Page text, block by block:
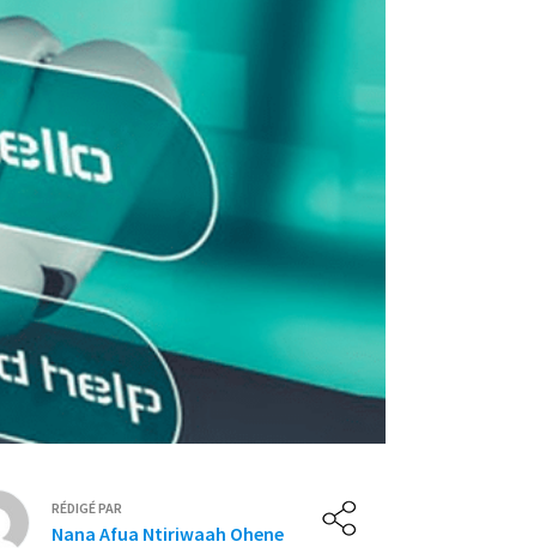
RÉDIGÉ PAR
Nana Afua Ntiriwaah Ohene